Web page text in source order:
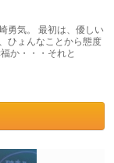
勇気。 最初は、優しい
ひょんなことから態度
か・・・それと